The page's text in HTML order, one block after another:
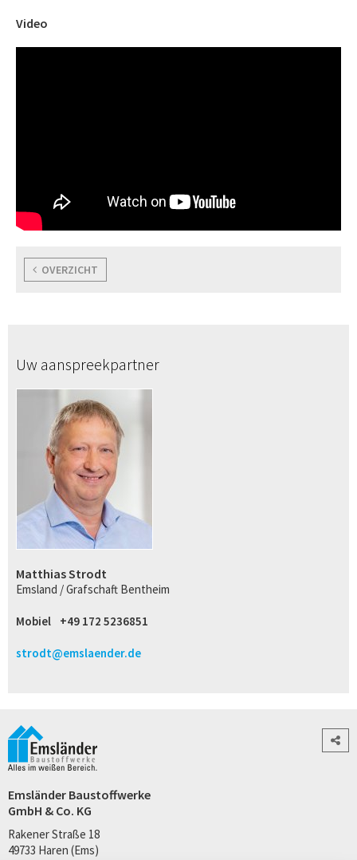
Video
OVERZICHT
Uw aanspreekpartner
Matthias Strodt
Emsland / Grafschaft Bentheim
Mobiel +49 172 5236851
strodt@emslaender.de
Emsländer Baustoffwerke
GmbH & Co. KG
Rakener Straße 18
49733 Haren (Ems)